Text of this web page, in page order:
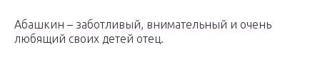
Абашкин – заботливый, внимательный и очень
любящий своих детей отец.